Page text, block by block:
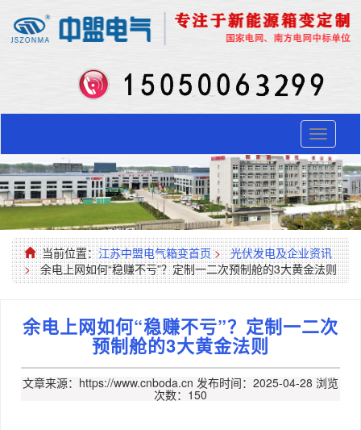
Toggle
当前位置：江苏中盟电气箱变首页 >
光伏发电及企业资讯
> 余电上网如何“稳赚不亏”？定制一二次预制舱的3大黄金法则
余电上网如何“稳赚不亏”？定制一二次
预制舱的3大黄金法则
文章来源：https://www.cnboda.cn 发布时间：2025-04-28 浏览
次数：150